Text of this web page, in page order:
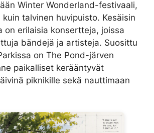
Winter Wonderland-festivaali,
kuin talvinen huvipuisto. Kesäisin
on erilaisia konsertteja, joissa
bändejä ja artisteja. Suosittu
on The Pond-järven
paikalliset kerääntyvät
piknikille sekä nauttimaan